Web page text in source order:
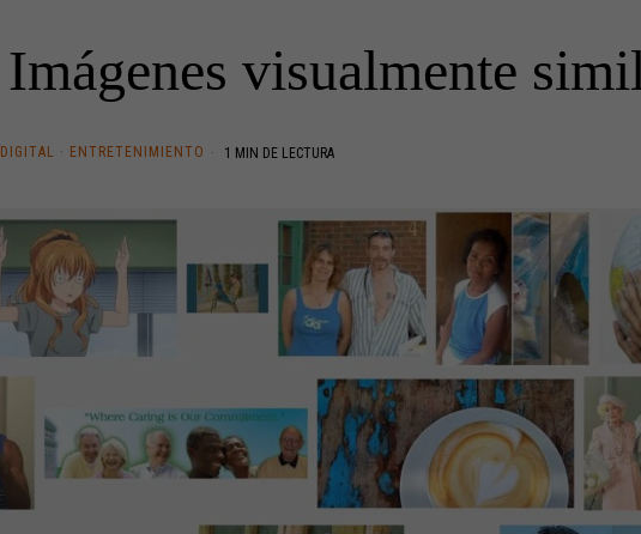
Imágenes visualmente
DIGITAL · ENTRETENIMIENTO 1 MIN DE LECTURA